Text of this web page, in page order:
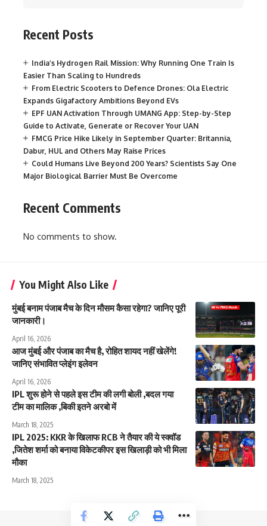
Recent Posts
India’s Hydrogen Rail Mission: Why Running One Train Is
Easier Than Scaling to Hundreds
From Electric Scooters to Defence Drones: Ola Electric
Expands Gigafactory Ambitions Beyond EVs
EPF UAN Activation Through UMANG App: Step-by-Step
Guide to Activate, Generate or Recover Your UAN
FMCG Price Hike Likely in September Quarter: Britannia,
Dabur, HUL and Others May Raise Prices
Could Humans Live Beyond 200 Years? Scientists Say One
Major Biological Barrier Must Be Overcome
Recent Comments
No comments to show.
You Might Also Like
मुंबई बनाम पंजाब मैच के दिन मौसम कैसा रहेगा? जानिए पूरी
जानकारी।
April 16, 2026
आज मुंबई और पंजाब का मैच है, रोहित शायद नहीं खेलेंगे!
जानिए संभावित प्लेइंग इलेवन
April 16, 2026
IPL शुरू होने से पहले इस टीम की लगी बोली ,बदल गया
टीम का मालिक ,बिकी इतने अरबो में
March 18, 2025
IPL 2025: KKR के खिलाफ RCB ने तैयार की ये स्क्वॉड
,जितेश शर्मा को बनाया विकेटकीपर इस खिलाड़ी को भी मिला
मौका
March 18, 2025